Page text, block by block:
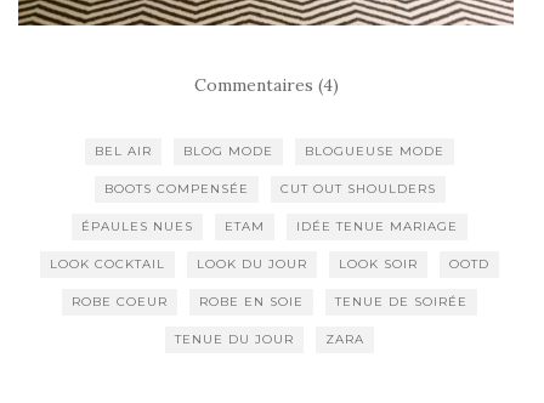
Commentaires (4)
BEL AIR BLOG MODE BLOGUEUSE MODE
BOOTS COMPENSÉE CUT OUT SHOULDERS
ÉPAULES NUES ETAM IDÉE TENUE MARIAGE
LOOK COCKTAIL LOOK DU JOUR LOOK SOIR OOTD
ROBE COEUR ROBE EN SOIE TENUE DE SOIRÉE
TENUE DU JOUR ZARA